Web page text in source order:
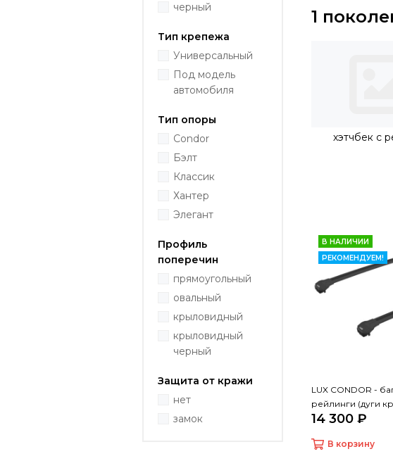
черный
Тип крепежа
Универсальный
Под модель
автомобиля
Тип опоры
Condor
Бэлт
Классик
Хантер
Элегант
Профиль
поперечин
прямоугольный
овальный
крыловидный
крыловидный
черный
Защита от кражи
нет
замок
1
хэтчбек с
В НАЛИЧИИ
РЕКОМЕНДУЕМ!
LUX CONDOR -
рейлинги (дуги
черные 110 см)
14 300 ₽
В корзину